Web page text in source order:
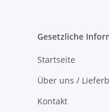
Gesetzliche
Startseite
Über uns /
Kontakt